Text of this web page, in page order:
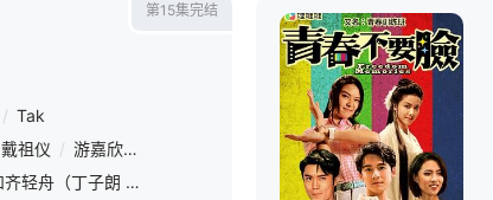
第15集完结
/ Tak
戴祖仪 / 游嘉欣 / 尹诗沛 / 谢可逸
好兄弟柳德荣（余德丞 饰）和齐轻舟（丁子朗 饰）为了考入艺员训练班，决心减肥、增高，并与香港小姐亚军姜之雁（刘颖镟 饰）、星二代温楚瑜（戴祖仪 饰）等人，努力追寻青春一片天。醉心演戏的轻舟为梦想挥洒汗